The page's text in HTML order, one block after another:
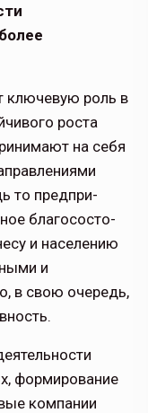
ключевую роль в
роста
на себя
то предпри­
благососто­
и населению
и
в свою очередь,
формирование
компании